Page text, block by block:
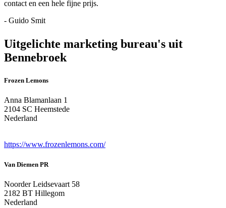
contact en een hele fijne prijs.
- Guido Smit
Uitgelichte marketing bureau's uit
Bennebroek
Frozen Lemons
Anna Blamanlaan 1
2104 SC Heemstede
Nederland
https://www.frozenlemons.com/
Van Diemen PR
Noorder Leidsevaart 58
2182 BT Hillegom
Nederland